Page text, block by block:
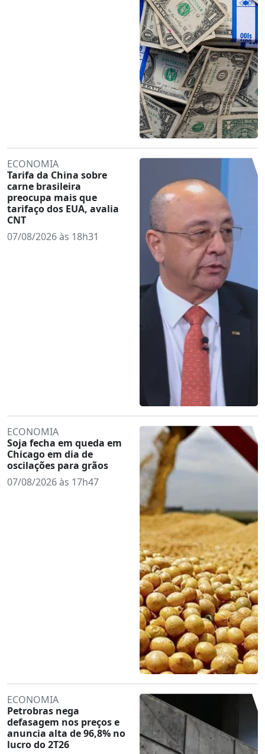
ECONOMIA
Tarifa da China sobre
carne brasileira
preocupa mais que
tarifaço dos EUA, avalia
CNT
07/08/2026 às 18h31
ECONOMIA
Soja fecha em queda em
Chicago em dia de
oscilações para grãos
07/08/2026 às 17h47
ECONOMIA
Petrobras nega
defasagem nos preços e
anuncia alta de 96,8% no
lucro do 2T26